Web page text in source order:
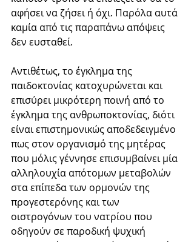
αφήσει να ζήσει ή όχι. Παρόλα αυτά
καμία από τις παραπάνω απόψεις
δεν ευσταθεί.
Αντιθέτως, το έγκλημα της
παιδοκτονίας κατοχυρώνεται και
επισύρει μικρότερη ποινή από το
έγκλημα της ανθρωποκτονίας, διότι
είναι επιστημονικώς αποδεδειγμένο
πως στον οργανισμό της μητέρας
που μόλις γέννησε επισυμβαίνει μία
αλληλουχία απότομων μεταβολών
στα επίπεδα των ορμονών της
προγεστερόνης και των
οιστρογόνων του νατρίου που
οδηγούν σε παροδική ψυχική